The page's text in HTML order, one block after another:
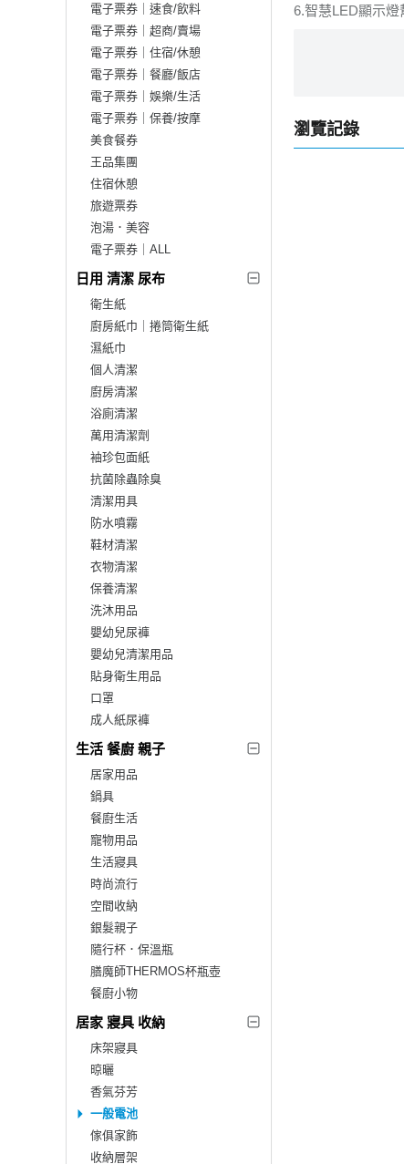
電子票券｜速食/飲料
電子票券｜超商/賣場
電子票券｜住宿/休憩
電子票券｜餐廳/飯店
電子票券｜娛樂/生活
電子票券｜保養/按摩
美食餐券
王品集團
住宿休憩
旅遊票券
泡湯．美容
電子票券｜ALL
日用 清潔 尿布
衛生紙
廚房紙巾｜捲筒衛生紙
濕紙巾
個人清潔
廚房清潔
浴廁清潔
萬用清潔劑
袖珍包面紙
抗菌除蟲除臭
清潔用具
防水噴霧
鞋材清潔
衣物清潔
保養清潔
洗沐用品
嬰幼兒尿褲
嬰幼兒清潔用品
貼身衛生用品
口罩
成人紙尿褲
生活 餐廚 親子
居家用品
鍋具
餐廚生活
寵物用品
生活寢具
時尚流行
空間收納
銀髮親子
隨行杯．保溫瓶
膳魔師THERMOS杯瓶壺
餐廚小物
居家 寢具 收納
床架寢具
晾曬
香氣芬芳
一般電池
傢俱家飾
收納層架
6.智慧LED顯示
瀏覽記錄